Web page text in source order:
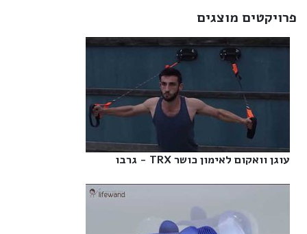
פרויקטים מוצגים
עוגן וואקום לאימון כושר TRX - גרבו‎